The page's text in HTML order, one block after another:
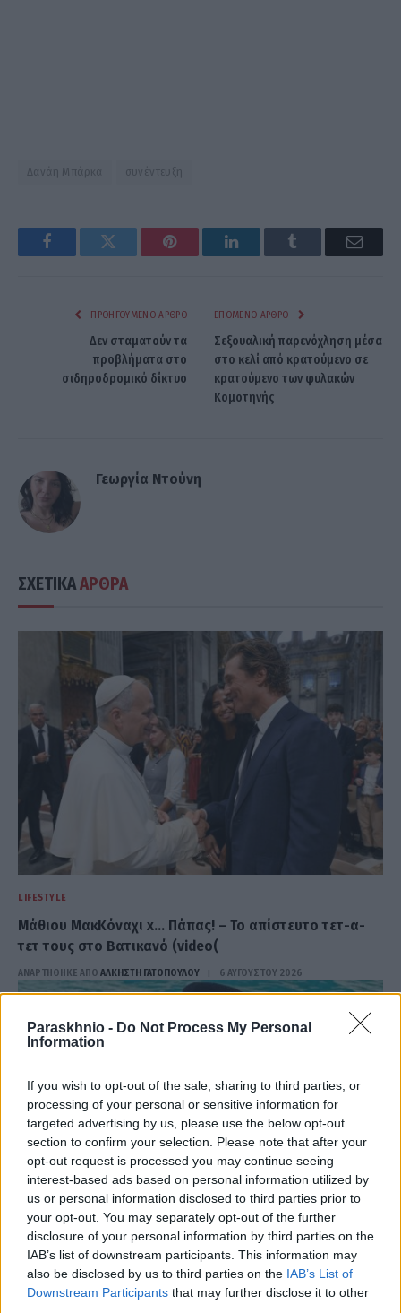
Paraskhnio - Do Not Process My Personal
Information
If you wish to opt-out of the sale, sharing to third parties, or
processing of your personal or sensitive information for
targeted advertising by us, please use the below opt-out
section to confirm your selection. Please note that after your
opt-out request is processed you may continue seeing
interest-based ads based on personal information utilized by
us or personal information disclosed to third parties prior to
your opt-out. You may separately opt-out of the further
disclosure of your personal information by third parties on the
IAB’s list of downstream participants. This information may
also be disclosed by us to third parties on the IAB’s List of
Downstream Participants that may further disclose it to other
Δανάη Μπάρκα συνέντευξη
FacebookTwitter Pinterest LinkedInTumblr Email
ΠΡΟΗΓΟΎΜΕΝΟ ΆΡΘΡΟ
Δεν σταματούν τα
προβλήματα στο
σιδηροδρομικό δίκτυο
ΕΠΌΜΕΝΟ ΆΡΘΡΟ
Σεξουαλική παρενόχληση μέσα
στο κελί από κρατούμενο σε
κρατούμενο των φυλακών
Κομοτηνής
Γεωργία Ντούνη
ΣΧΕΤΙΚΑΑΡΘΡΑ
LIFESTYLE
Μάθιου ΜακΚόναχι x… Πάπας! – Το απίστευτο τετ-α-
τετ τους στο Βατικανό (video(
ΑΝΑΡΤΗΘΗΚΕ ΑΠΟ ΆΛΚΗΣΤΗ ΓΑΤΟΠΟΎΛΟΥ 6 ΑΥΓΟΎΣΤΟΥ 2026
Διακοπές στην Κεφαλονιά για την Ελένη Μενεγάκη – Το
βίντεο από το Φισκάρδο ((VIDEO)